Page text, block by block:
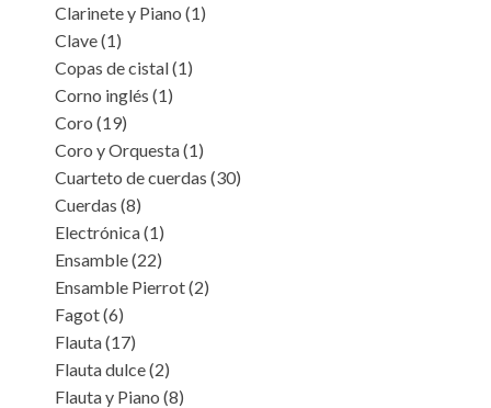
Clarinete y Piano (1)
Clave(1)
Copas de cistal(1)
Corno inglés (1)
Coro (19)
Coro y Orquesta(1)
Cuarteto de cuerdas (30)
Cuerdas (8)
Electrónica(1)
Ensamble(22)
Ensamble Pierrot(2)
Fagot(6)
Flauta(17)
Flauta dulce(2)
Flauta y Piano (8)